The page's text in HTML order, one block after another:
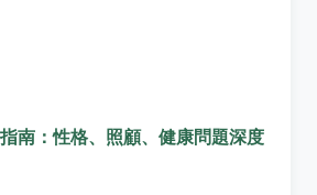
南：性格、照顧、健康問題深度